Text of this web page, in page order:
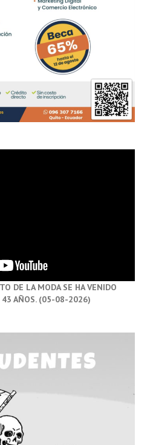
DE LA MODA SE HA VENIDO
43 AÑOS. (05-08-2026)